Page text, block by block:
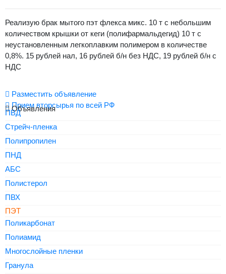
Реализую брак мытого пэт флекса микс. 10 т с небольшим
количеством крышки от кеги (полифармальдегид) 10 т с
неустановленным легкоплавким полимером в количестве
0,8%. 15 рублей нал, 16 рублей б/н без НДС, 19 рублей б/н с
НДС
Разместить объявление
Прием вторсырья по всей РФ
Объявления
ПВД
Стрейч-пленка
Полипропилен
ПНД
АБС
Полистерол
ПВХ
ПЭТ
Поликарбонат
Полиамид
Многослойные пленки
Гранула